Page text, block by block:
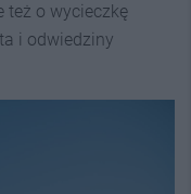
też o wycieczkę
i odwiedziny